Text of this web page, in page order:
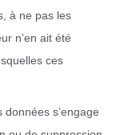
à ne pas les
n’en ait été
ces
s’engage